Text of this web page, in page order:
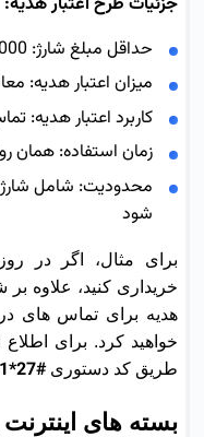
حداقل مبلغ شارژ: 2000 تومان
میزان اعتبار هدیه:
کاربرد اعتبار هدیه:
زمان استفاده: همان
محدودیت: شامل
شود
هدیه برای تماس های
خواهید کرد. برای اطلاع
طریق کد دستوری#27*141*
بسته های